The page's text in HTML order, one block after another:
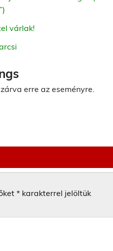
várlak!
erre az eseményre.
* karakterrel jelöltük